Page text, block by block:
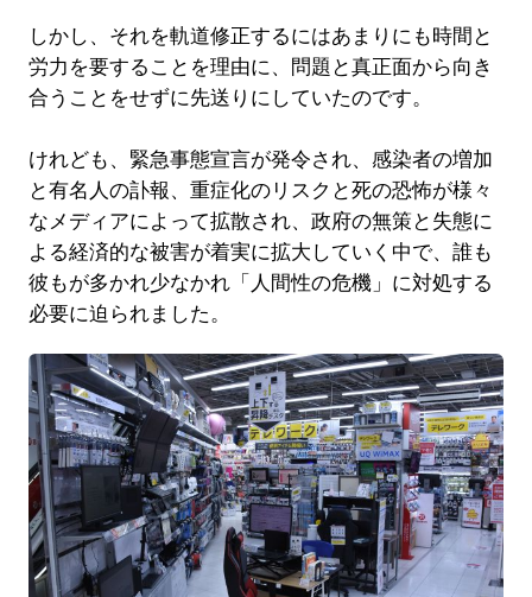
しかし、それを軌道修正するにはあまりにも時間と
労力を要することを理由に、問題と真正面から向き
合うことをせずに先送りにしていたのです。
けれども、緊急事態宣言が発令され、感染者の増加
と有名人の訃報、重症化のリスクと死の恐怖が様々
なメディアによって拡散され、政府の無策と失態に
よる経済的な被害が着実に拡大していく中で、誰も
彼もが多かれ少なかれ「人間性の危機」に対処する
必要に迫られました。